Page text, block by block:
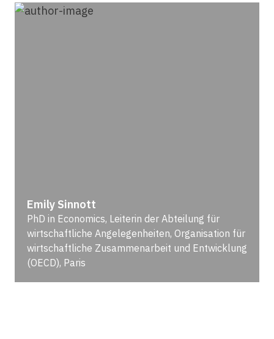
Emily Sinnott
PhD in Economics, Leiterin der Abteilung für
wirtschaftliche Angelegenheiten, Organisation für
wirtschaftliche Zusammenarbeit und Entwicklung
(OECD), Paris